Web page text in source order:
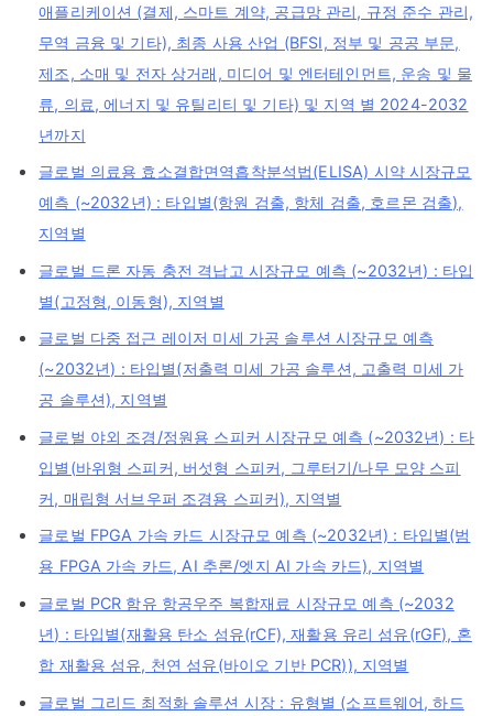
애플리케이션 (결제, 스마트 계약, 공급망 관리, 규정 준수 관리,
무역 금융 및 기타), 최종 사용 산업 (BFSI, 정부 및 공공 부문,
제조, 소매 및 전자 상거래, 미디어 및 엔터테인먼트, 운송 및 물
류, 의료, 에너지 및 유틸리티 및 기타) 및 지역 별 2024-2032
년까지
글로벌 의료용 효소결합면역흡착분석법(ELISA) 시약 시장규모
예측 (~2032년) : 타입별(항원 검출, 항체 검출, 호르몬 검출),
지역별
글로벌 드론 자동 충전 격납고 시장규모 예측 (~2032년) : 타입
별(고정형, 이동형), 지역별
글로벌 다중 접근 레이저 미세 가공 솔루션 시장규모 예측
(~2032년) : 타입별(저출력 미세 가공 솔루션, 고출력 미세 가
공 솔루션), 지역별
글로벌 야외 조경/정원용 스피커 시장규모 예측 (~2032년) : 타
입별(바위형 스피커, 버섯형 스피커, 그루터기/나무 모양 스피
커, 매립형 서브우퍼 조경용 스피커), 지역별
글로벌 FPGA 가속 카드 시장규모 예측 (~2032년) : 타입별(범
용 FPGA 가속 카드, AI 추론/엣지 AI 가속 카드), 지역별
글로벌 PCR 함유 항공우주 복합재료 시장규모 예측 (~2032
년) : 타입별(재활용 탄소 섬유(rCF), 재활용 유리 섬유(rGF), 혼
합 재활용 섬유, 천연 섬유(바이오 기반 PCR)), 지역별
글로벌 그리드 최적화 솔루션 시장 : 유형별 (소프트웨어, 하드